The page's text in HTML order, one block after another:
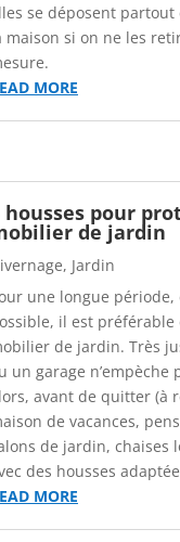
se déposent
maison si on ne les
MORE
housses pour
de jardin
, Jardin
une longue période,
il est préférable
de jardin. Très
un garage n’empèche
avant de quitter (à
de vacances,
de jardin, chaises
des housses
MORE